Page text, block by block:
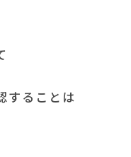
することは